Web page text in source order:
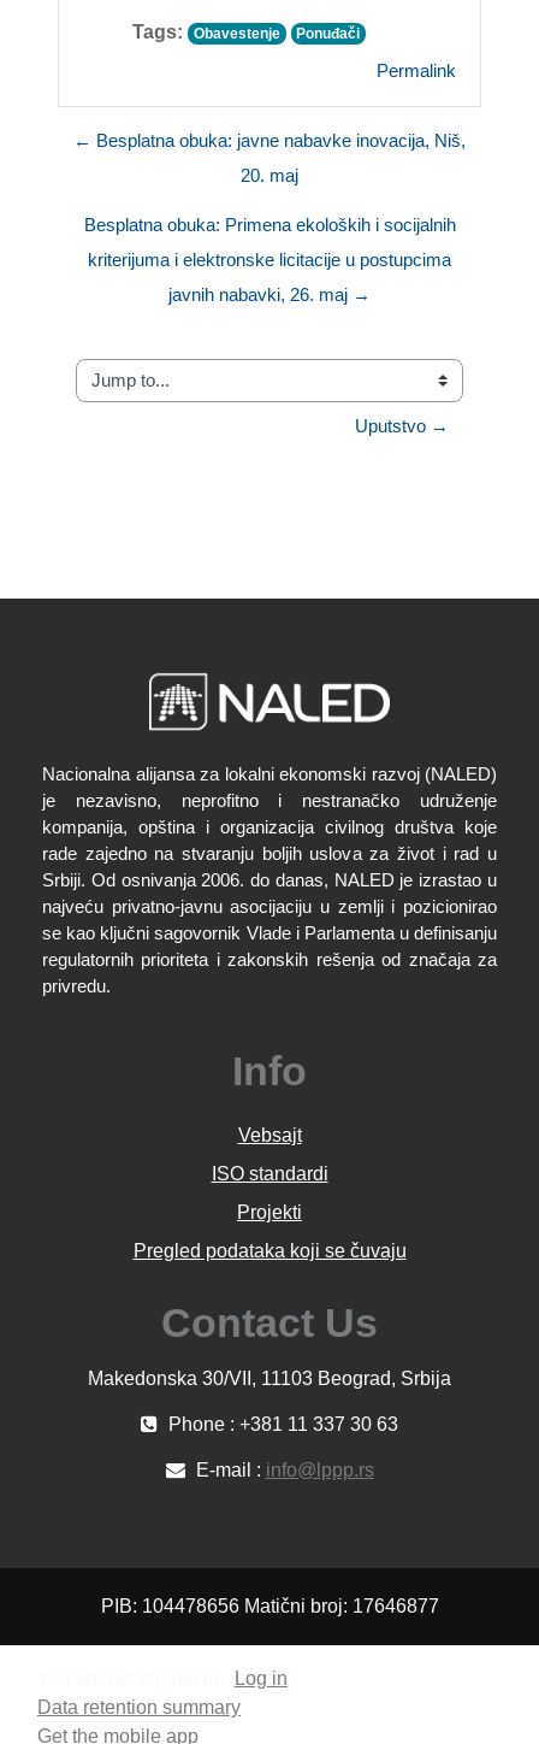
Tags: Obavestenje Ponuđači
Permalink
← Besplatna obuka: javne nabavke inovacija, Niš,
20. maj
Besplatna obuka: Primena ekoloških i socijalnih
kriterijuma i elektronske licitacije u postupcima
javnih nabavki, 26. maj →
Jump to...
Uputstvo →
Nacionalna alijansa za lokalni ekonomski razvoj (NALED)
je nezavisno, neprofitno i nestranačko udruženje
kompanija, opština i organizacija civilnog društva koje
rade zajedno na stvaranju boljih uslova za život i rad u
Srbiji. Od osnivanja 2006. do danas, NALED je izrastao u
najveću privatno-javnu asocijaciju u zemlji i pozicionirao
se kao ključni sagovornik Vlade i Parlamenta u definisanju
regulatornih prioriteta i zakonskih rešenja od značaja za
privredu.
Info
Vebsajt
ISO standardi
Projekti
Pregled podataka koji se čuvaju
Contact Us
Makedonska 30/VII, 11103 Beograd, Srbija
Phone : +381 11 337 30 63
E-mail : info@lppp.rs
PIB: 104478656 Matični broj: 17646877
Log in
Data retention summary
Get the mobile app